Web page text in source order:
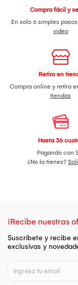
Compra fácil y
En solo 6 simples
video
Retiro en
Compra online y retira
tiendas
Hasta 36
Pagando con
¿No la tienes?
¡Recibe nuestras
Suscríbete y recibe
exclusivas y